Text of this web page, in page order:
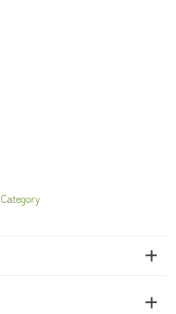
Category